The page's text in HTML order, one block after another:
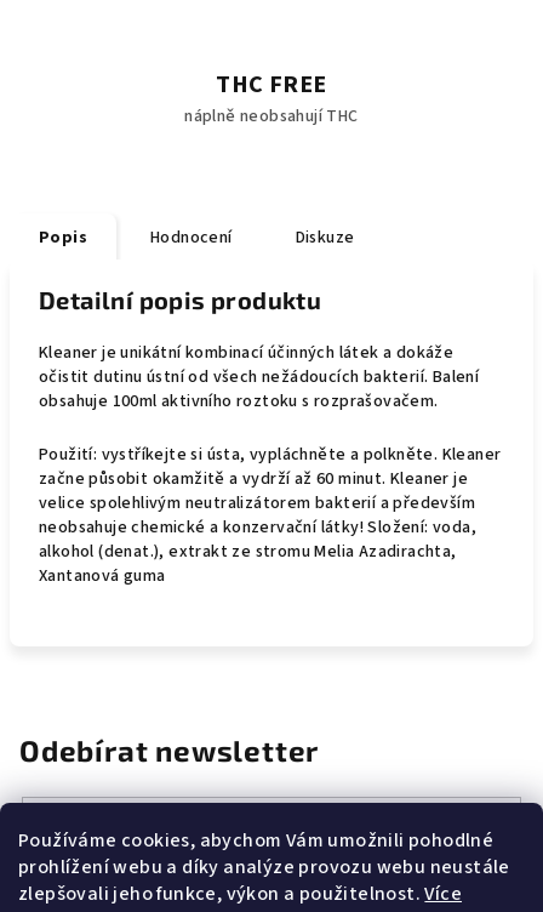
Používáme cookies, abychom Vám umožnili pohodlné
prohlížení webu a díky analýze provozu webu neustále
zlepšovali jeho funkce, výkon a použitelnost.Více
THC FREE
náplně neobsahují THC
Popis Hodnocení Diskuze
Detailní popis produktu
Kleaner je unikátní kombinací účinných látek a dokáže
očistit dutinu ústní od všech nežádoucích bakterií. Balení
obsahuje 100ml aktivního roztoku s rozprašovačem.
Použití: vystříkejte si ústa, vypláchněte a polkněte. Kleaner
začne působit okamžitě a vydrží až 60 minut. Kleaner je
velice spolehlivým neutralizátorem bakterií a především
neobsahuje chemické a konzervační látky! Složení: voda,
alkohol (denat.), extrakt ze stromu Melia Azadirachta,
Xantanová guma
Odebírat newsletter
Vložením e-mailu souhlasíte spodmínkami ochrany osobních
údajů